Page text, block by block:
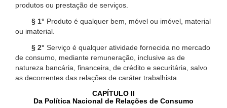
produtos ou prestação de serviços.
§ 1° Produto é qualquer bem, móvel ou imóvel, material
ou imaterial.
§ 2° Serviço é qualquer atividade fornecida no mercado
de consumo, mediante remuneração, inclusive as de
natureza bancária, financeira, de crédito e securitária, salvo
as decorrentes das relações de caráter trabalhista.
CAPÍTULO II
Da Política Nacional de Relações de Consumo